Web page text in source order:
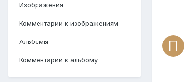
Изображения
Комментарии к изображениям
Альбомы
Комментарии к альбому